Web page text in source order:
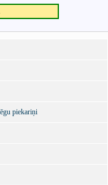
piekariņi